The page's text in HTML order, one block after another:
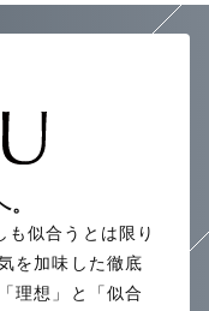
も似合うとは限り
を加味した徹底
「理想」と「似合